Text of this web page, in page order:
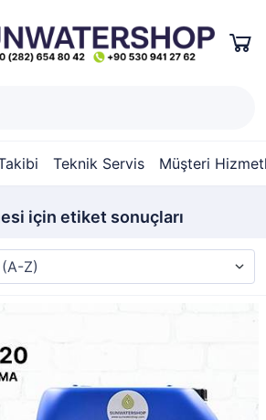
Teknik Servis Müşteri
için etiket sonuçları